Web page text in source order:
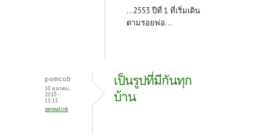
...2553 ปีที่ 1 ที่เริ่มเดิน
ตามรอยพ่อ...
pomcob
10 ตุลาคม,
2010 -
15:15
permalink
เป็นรูปที่มีกันทุก
บ้าน